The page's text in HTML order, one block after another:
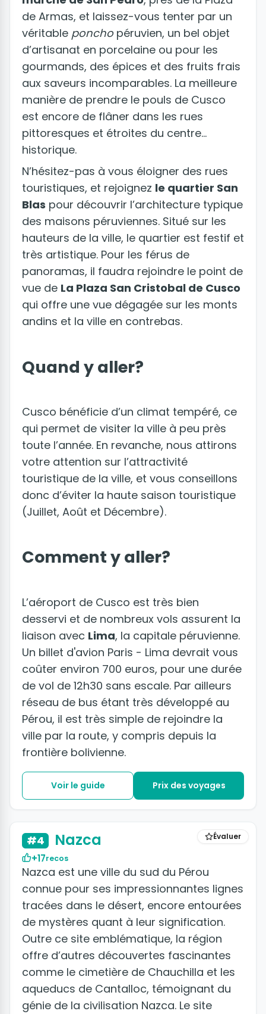
de Armas, et laissez-vous tenter par un
véritable ponchopéruvien, un bel objet
d’artisanat en porcelaine ou pour les
gourmands, des épices et des fruits frais
aux saveurs incomparables. La meilleure
manière de prendre le pouls de Cusco
est encore de flâner dans les rues
pittoresques et étroites du centre
historique.
N’hésitez-pas à vous éloigner des rues
touristiques, et rejoignez le quartier San
Blas pour découvrir l’architecture typique
des maisons péruviennes. Situé sur les
hauteurs de la ville, le quartier est festif et
très artistique. Pour les férus de
panoramas, il faudra rejoindre le point de
vue de La Plaza San Cristobal de Cusco
qui offre une vue dégagée sur les monts
andins et la ville en contrebas.
Quand y aller?
Cusco bénéficie d’un climat tempéré, ce
qui permet de visiter la ville à peu près
toute l’année. En revanche, nous attirons
votre attention sur l’attractivité
touristique de la ville, et vous conseillons
donc d’éviter la haute saison touristique
(Juillet, Août et Décembre).
Comment y aller?
L’aéroport de Cusco est très bien
desservi et de nombreux vols assurent la
liaison avec Lima, la capitale péruvienne.
Un billet d'avion Paris - Lima devrait vous
coûter environ 700 euros, pour une durée
de vol de 12h30 sans escale. Par ailleurs
réseau de bus étant très développé au
Pérou, il est très simple de rejoindre la
ville par la route, y compris depuis la
frontière bolivienne.
Voir le guide Prix des voyages
Évaluer
#4 Nazca
+17recos
Nazca est une ville du sud du Pérou
connue pour ses impressionnantes lignes
tracées dans le désert, encore entourées
de mystères quant à leur signification.
Outre ce site emblématique, la région
offre d’autres découvertes fascinantes
comme le cimetière de Chauchilla et les
aqueducs de Cantalloc, témoignant du
génie de la civilisation Nazca. Le site